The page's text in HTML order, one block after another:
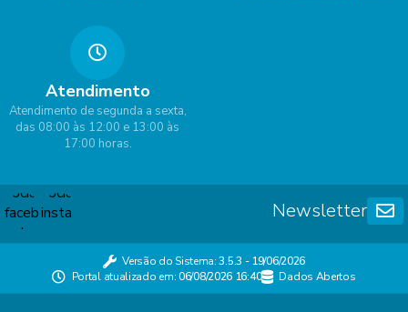
Atendimento
Atendimento de segunda a sexta,
das 08:00 às 12:00 e 13:00 às
17:00 horas.
Newsletter
Versão do Sistema:3.5.3 - 19/06/2026
Portal atualizado em:06/08/2026 16:40 Dados Abertos